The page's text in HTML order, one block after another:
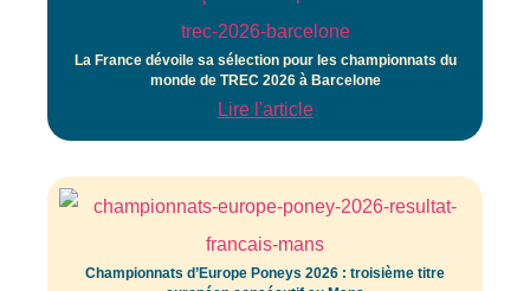
La France dévoile sa sélection pour les championnats du
monde de TREC 2026 à Barcelone
Lire l'article
Championnats d’Europe Poneys 2026 : troisième titre